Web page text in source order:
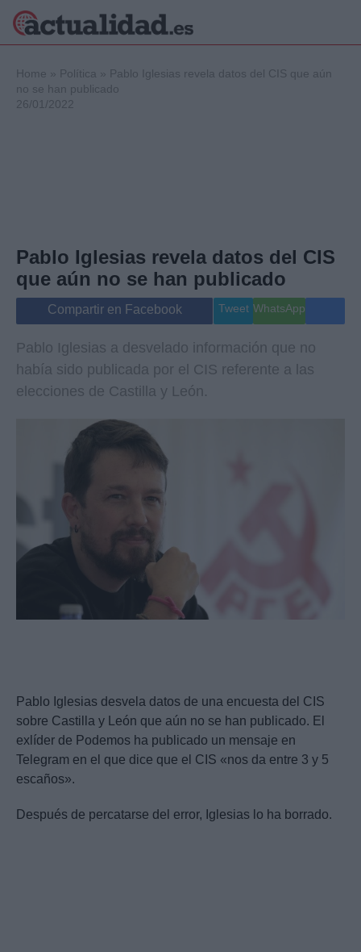
Internacional
Viajes
Gente
Musica
Home » Política » Pablo Iglesias revela datos del CIS que aún
no se han publicado
26/01/2022
Pablo Iglesias revela datos del CIS
que aún no se han publicado
Compartir en Facebook Tweet WhatsApp
Pablo Iglesias a desvelado información que no
había sido publicada por el CIS referente a las
elecciones de Castilla y León.
Pablo Iglesias desvela datos de una encuesta del CIS
sobre Castilla y León que aún no se han publicado. El
exlíder de Podemos ha publicado un mensaje en
Telegram en el que dice que el CIS «nos da entre 3 y 5
escaños».
Después de percatarse del error, Iglesias lo ha borrado.